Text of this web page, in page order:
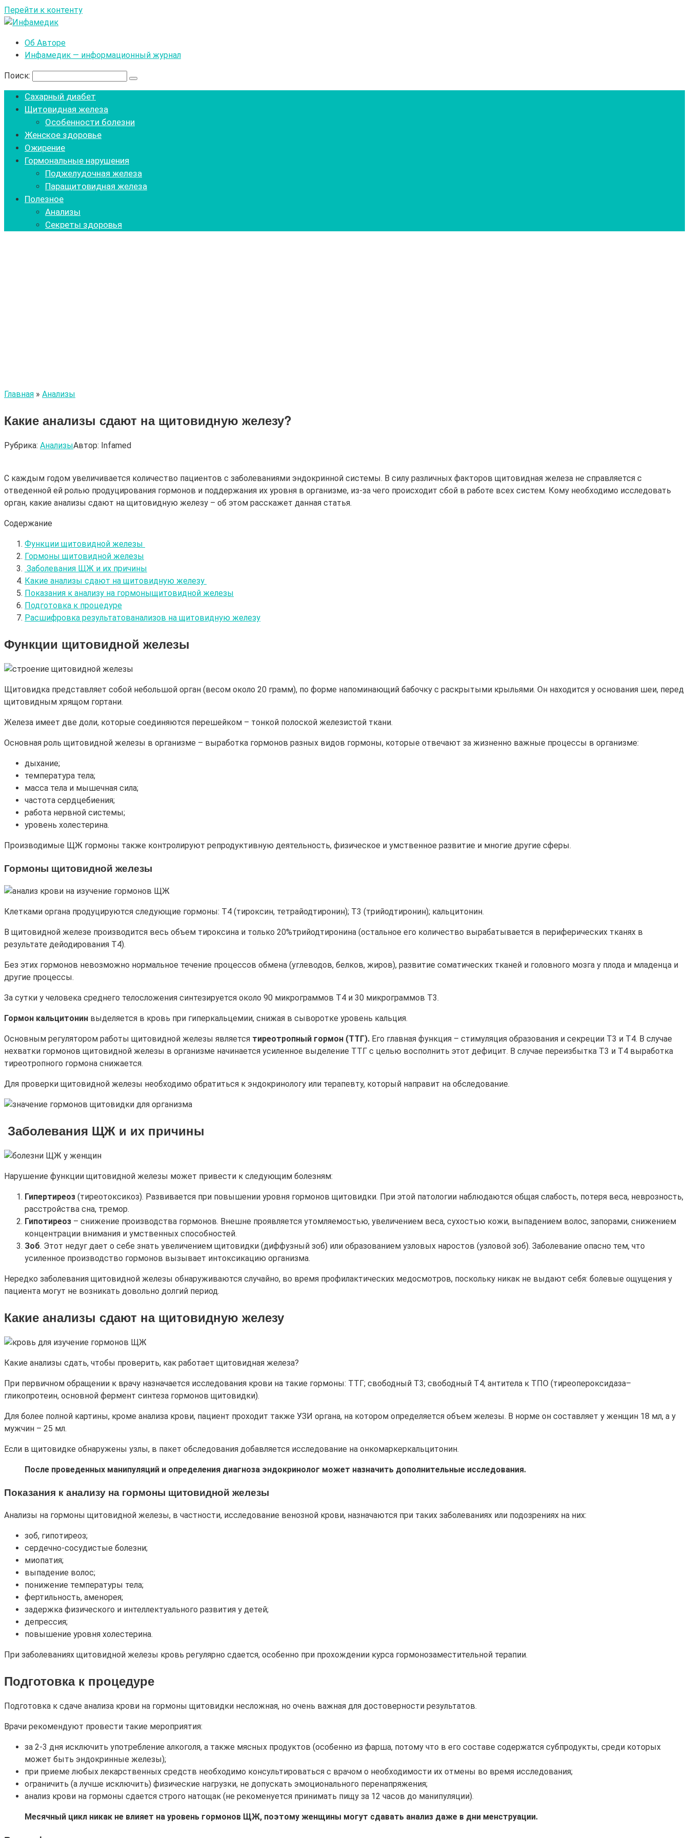
Перейти к контенту
Об Авторе
Инфамедик — информационный журнал
Поиск:
Сахарный диабет
Щитовидная железа
Особенности болезни
Женское здоровье
Ожирение
Гормональные нарушения
Поджелудочная железа
Паращитовидная железа
Полезное
Анализы
Секреты здоровья
Главная » Анализы
Какие анализы сдают на щитовидную железу?
Рубрика: АнализыАвтор: Infamed
С каждым годом увеличивается количество пациентов с заболеваниями эндокринной системы. В силу различных факторов щитовидная железа не справляется с
отведенной ей ролью продуцирования гормонов и поддержания их уровня в организме, из-за чего происходит сбой в работе всех систем. Кому необходимо исследовать
орган, какие анализы сдают на щитовидную железу – об этом расскажет данная статья.
Содержание
Функции щитовидной железы
Гормоны щитовидной железы
Заболевания ЩЖ и их причины
Какие анализы сдают на щитовидную железу
Показания к анализу на гормоныщитовидной железы
Подготовка к процедуре
Расшифровка результатованализов на щитовидную железу
Функции щитовидной железы
Щитовидка представляет собой небольшой орган (весом около 20 грамм), по форме напоминающий бабочку с раскрытыми крыльями. Он находится у основания шеи, перед
щитовидным хрящом гортани.
Железа имеет две доли, которые соединяются перешейком – тонкой полоской железистой ткани.
Основная роль щитовидной железы в организме – выработка гормонов разных видов гормоны, которые отвечают за жизненно важные процессы в организме:
дыхание;
температура тела;
масса тела и мышечная сила;
частота сердцебиения;
работа нервной системы;
уровень холестерина.
Производимые ЩЖ гормоны также контролируют репродуктивную деятельность, физическое и умственное развитие и многие другие сферы.
Гормоны щитовидной железы
Клетками органа продуцируются следующие гормоны: Т4 (тироксин, тетрайодтиронин); Т3 (трийодтиронин); кальцитонин.
В щитовидной железе производится весь объем тироксина и только 20%трийодтиронина (остальное его количество вырабатывается в периферических тканях в
результате дейодирования Т4).
Без этих гормонов невозможно нормальное течение процессов обмена (углеводов, белков, жиров), развитие соматических тканей и головного мозга у плода и младенца и
другие процессы.
За сутки у человека среднего телосложения синтезируется около 90 микрограммов Т4 и 30 микрограммов Т3.
Гормон кальцитонин выделяется в кровь при гиперкальцемии, снижая в сыворотке уровень кальция.
Основным регулятором работы щитовидной железы является тиреотропный гормон (ТТГ). Его главная функция – стимуляция образования и секреции Т3 и Т4. В случае
нехватки гормонов щитовидной железы в организме начинается усиленное выделение ТТГ с целью восполнить этот дефицит. В случае переизбытка Т3 и Т4 выработка
тиреотропного гормона снижается.
Для проверки щитовидной железы необходимо обратиться к эндокринологу или терапевту, который направит на обследование.
Заболевания ЩЖ и их причины
Нарушение функции щитовидной железы может привести к следующим болезням:
Гипертиреоз (тиреотоксикоз). Развивается при повышении уровня гормонов щитовидки. При этой патологии наблюдаются общая слабость, потеря веса, неврозность,
расстройства сна, тремор.
Гипотиреоз – снижение производства гормонов. Внешне проявляется утомляемостью, увеличением веса, сухостью кожи, выпадением волос, запорами, снижением
концентрации внимания и умственных способностей.
Зоб. Этот недуг дает о себе знать увеличением щитовидки (диффузный зоб) или образованием узловых наростов (узловой зоб). Заболевание опасно тем, что
усиленное производство гормонов вызывает интоксикацию организма.
Нередко заболевания щитовидной железы обнаруживаются случайно, во время профилактических медосмотров, поскольку никак не выдают себя: болевые ощущения у
пациента могут не возникать довольно долгий период.
Какие анализы сдают на щитовидную железу
Какие анализы сдать, чтобы проверить, как работает щитовидная железа?
При первичном обращении к врачу назначается исследования крови на такие гормоны: ТТГ; свободный Т3; свободный Т4; антитела к ТПО (тиреопероксидаза–
гликопротеин, основной фермент синтеза гормонов щитовидки).
Для более полной картины, кроме анализа крови, пациент проходит также УЗИ органа, на котором определяется объем железы. В норме он составляет у женщин 18 мл, а у
мужчин – 25 мл.
Если в щитовидке обнаружены узлы, в пакет обследования добавляется исследование на онкомаркеркальцитонин.
После проведенных манипуляций и определения диагноза эндокринолог может назначить дополнительные исследования.
Показания к анализу на гормоны щитовидной железы
Анализы на гормоны щитовидной железы, в частности, исследование венозной крови, назначаются при таких заболеваниях или подозрениях на них:
зоб, гипотиреоз;
сердечно-сосудистые болезни;
миопатия;
выпадение волос;
понижение температуры тела;
фертильность, аменорея;
задержка физического и интеллектуального развития у детей;
депрессия;
повышение уровня холестерина.
При заболеваниях щитовидной железы кровь регулярно сдается, особенно при прохождении курса гормонозаместительной терапии.
Подготовка к процедуре
Подготовка к сдаче анализа крови на гормоны щитовидки несложная, но очень важная для достоверности результатов.
Врачи рекомендуют провести такие мероприятия:
за 2-3 дня исключить употребление алкоголя, а также мясных продуктов (особенно из фарша, потому что в его составе содержатся субпродукты, среди которых
может быть эндокринные железы);
при приеме любых лекарственных средств необходимо консультироваться с врачом о необходимости их отмены во время исследования;
ограничить (а лучше исключить) физические нагрузки, не допускать эмоционального перенапряжения;
анализ крови на гормоны сдается строго натощак (не рекоменуется принимать пищу за 12 часов до манипуляции).
Месячный цикл никак не влияет на уровень гормонов ЩЖ, поэтому женщины могут сдавать анализ даже в дни менструации.